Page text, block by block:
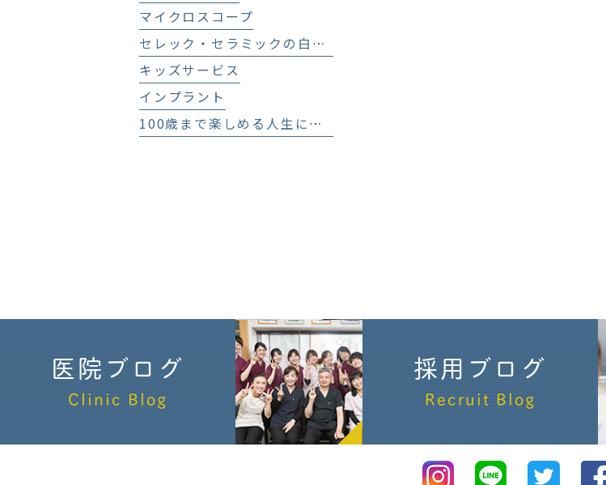
マイクロスコープ
セレック・セラミックの白い歯
キッズサービス
インプラント
100歳まで楽しめる人生にする歯科医療
医院ブログ
Clinic Blog
採用ブログ
Recruit Blog